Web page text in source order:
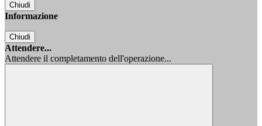
Chiudi
Informazione
Chiudi
Attendere...
Attendere il completamento dell'operazione...